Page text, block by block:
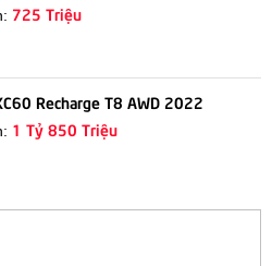
725 Triệu
Recharge T8 AWD 2022
1 Tỷ 850 Triệu